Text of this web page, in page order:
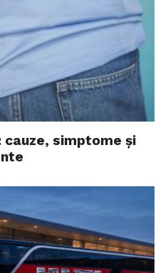
cauze, simptome și